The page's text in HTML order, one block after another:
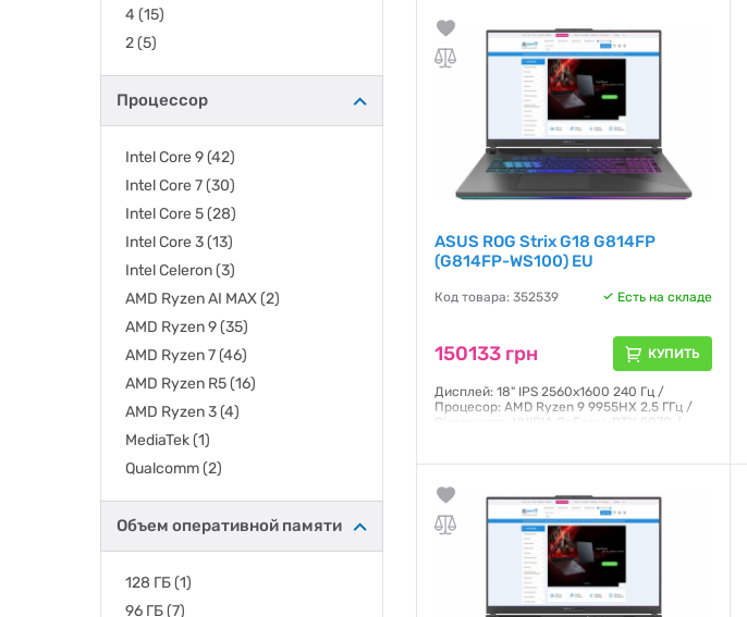
4 (15)
2(5)
Процессор
Intel Core 9(42)
Intel Core 7(30)
Intel Core 5(28)
Intel Core 3(13)
Intel Celeron(3)
AMD Ryzen AI MAX(2)
AMD Ryzen 9(35)
AMD Ryzen 7(46)
AMD Ryzen R5(16)
AMD Ryzen 3(4)
MediaTek(1)
Qualcomm(2)
Объем оперативной памяти
128 ГБ(1)
96 ГБ(7)
Гарантия:
ASUS ROG Strix G18 G814FP
(G814FP-WS100) EU
Код товара: 352539 Есть на складе
150133 грн КУПИТЬ
Дисплей: 18" IPS 2560x1600 240 Гц /
Процесор: AMD Ryzen 9 9955HX 2,5 ГГц /
Відеокарта: NVIDIA GeForce RTX 5070 /
Гарантия: